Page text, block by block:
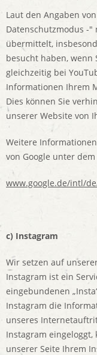
Laut den Angaben
Datenschutzmodus -"
übermittelt,
besucht haben, wenn
gleichzeitig bei
Informationen Ihrem
Dies können Sie
unserer Website von
Weitere
von Google unter
www.google.de/intl/
c) Instagram
Wir setzen auf
Instagram ist ein
eingebundenen
Instagram die
unseres
Instagram
unserer Seite Ihrem